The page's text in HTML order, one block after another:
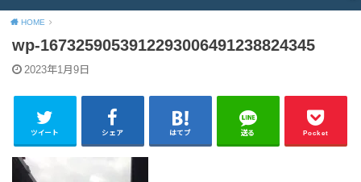
HOME
wp-1673259053912293006491238824345
2023年1月9日
ツイート シェア はてブ 送る Pocket